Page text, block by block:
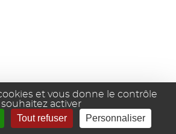
et vous donne le contrôle
activer
Tout refuser Personnaliser